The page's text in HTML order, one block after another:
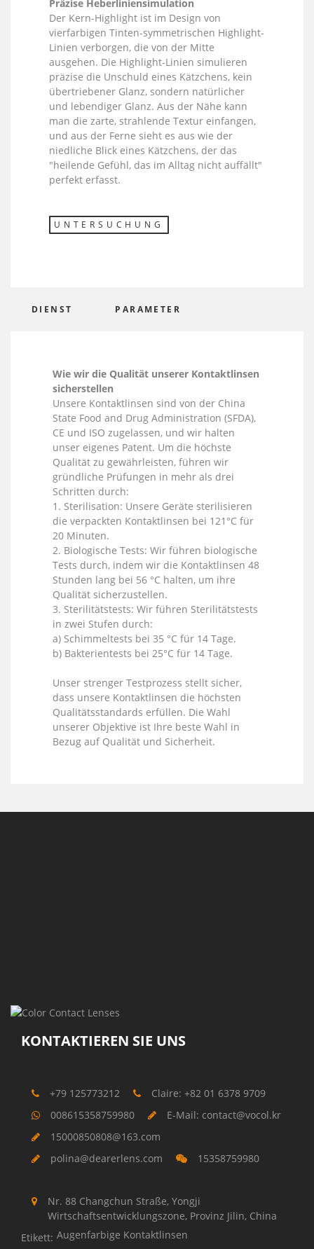
Präzise Heberliniensimulation
Der Kern-Highlight ist im Design von
vierfarbigen Tinten-symmetrischen Highlight-
Linien verborgen, die von der Mitte
ausgehen. Die Highlight-Linien simulieren
präzise die Unschuld eines Kätzchens, kein
übertriebener Glanz, sondern natürlicher
und lebendiger Glanz. Aus der Nähe kann
man die zarte, strahlende Textur einfangen,
und aus der Ferne sieht es aus wie der
niedliche Blick eines Kätzchens, der das
"heilende Gefühl, das im Alltag nicht auffällt"
perfekt erfasst.
UNTERSUCHUNG
DIENST PARAMETER
Wie wir die Qualität unserer Kontaktlinsen
sicherstellen
Unsere Kontaktlinsen sind von der China
State Food and Drug Administration (SFDA),
CE und ISO zugelassen, und wir halten
unser eigenes Patent. Um die höchste
Qualität zu gewährleisten, führen wir
gründliche Prüfungen in mehr als drei
Schritten durch:
1. Sterilisation: Unsere Geräte sterilisieren
die verpackten Kontaktlinsen bei 121°C für
20 Minuten.
2. Biologische Tests: Wir führen biologische
Tests durch, indem wir die Kontaktlinsen 48
Stunden lang bei 56 °C halten, um ihre
Qualität sicherzustellen.
3. Sterilitätstests: Wir führen Sterilitätstests
in zwei Stufen durch:
a) Schimmeltests bei 35 °C für 14 Tage.
b) Bakterientests bei 25°C für 14 Tage.
Unser strenger Testprozess stellt sicher,
dass unsere Kontaktlinsen die höchsten
Qualitätsstandards erfüllen. Die Wahl
unserer Objektive ist Ihre beste Wahl in
Bezug auf Qualität und Sicherheit.
KONTAKTIEREN SIE UNS
+79 125773212
Claire: +82 01 6378 9709
008615358759980
E-Mail: contact@vocol.kr
15000850808@163.com
polina@dearerlens.com
15358759980
Nr. 88 Changchun Straße, Yongji
Wirtschaftsentwicklungszone, Provinz Jilin, China
Etikett: Augenfarbige Kontaktlinsen